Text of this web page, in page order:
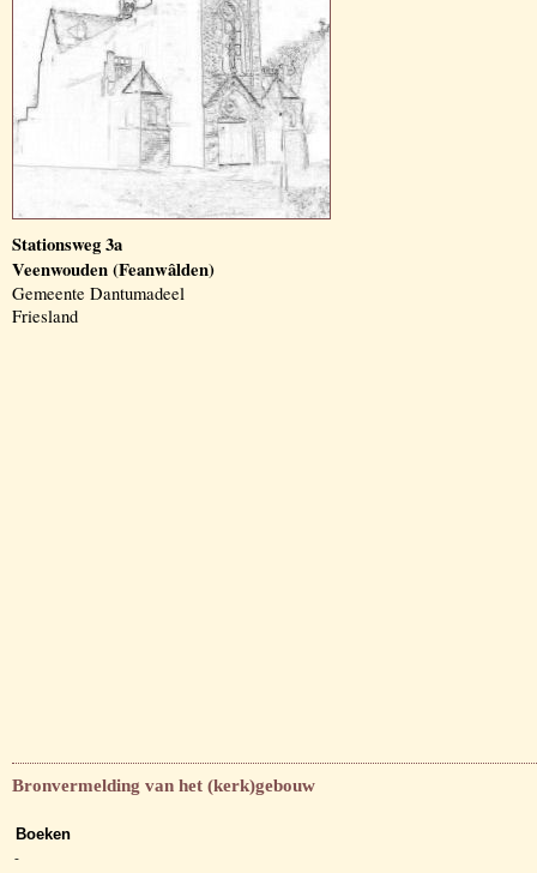
Stationsweg 3a
Veenwouden (Feanwâlden)
Gemeente Dantumadeel
Friesland
Bronvermelding van het (kerk)gebouw
Boeken
-